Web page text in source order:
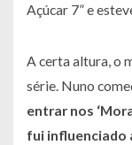
Açúcar 7” e
A certa altura, o
série. Nuno
entrar nos
fui influenciado